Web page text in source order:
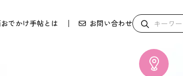
でかけ手帖とは お問い合わせ